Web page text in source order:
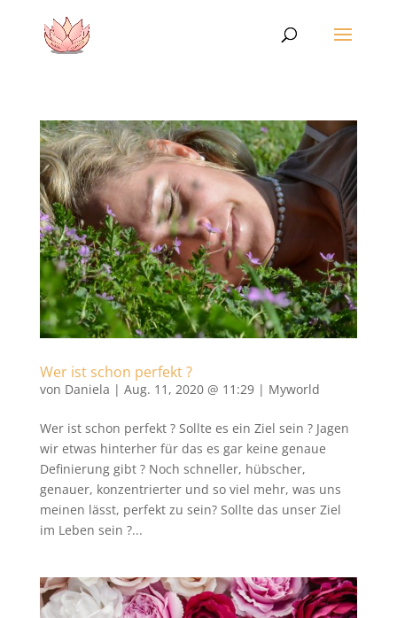
Wer ist schon perfekt ?
von Daniela | Aug. 11, 2020 @ 11:29| Myworld
Wer ist schon perfekt ? Sollte es ein Ziel sein ? Jagen
wir etwas hinterher für das es gar keine genaue
Definierung gibt ? Noch schneller, hübscher,
genauer, konzentrierter und so viel mehr, was uns
meinen lässt, perfekt zu sein? Sollte das unser Ziel
im Leben sein ?...